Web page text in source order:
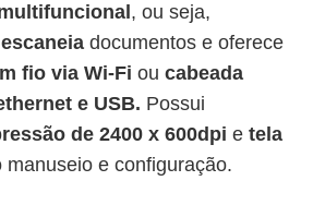
, ou seja,
documentos e oferece
fio via Wi-Fi ou cabeada
e USB. Possui
de 2400 x 600dpi e tela
manuseio e configuração.